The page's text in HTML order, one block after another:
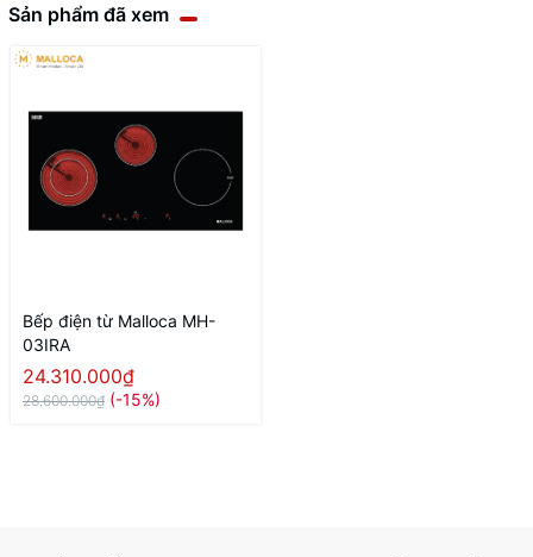
Sản phẩm đã xem
Bếp điện từ Malloca MH-
03IRA
24.310.000₫
28.600.000₫ (-15%)